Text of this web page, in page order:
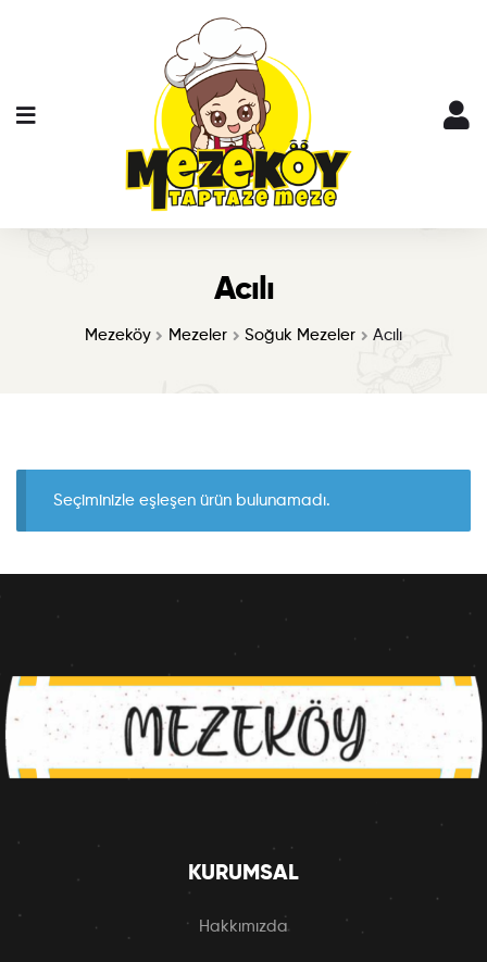
Acılı
Mezeköy Mezeler Soğuk Mezeler Acılı
Seçiminizle eşleşen ürün bulunamadı.
KURUMSAL
Hakkımızda